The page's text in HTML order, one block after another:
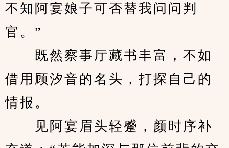
不知阿宴娘子可否替我问问判
官。”
既然察事厅藏书丰富，不如
借用顾汐音的名头，打探自己的
情报。
见阿宴眉头轻蹙，颜时序补